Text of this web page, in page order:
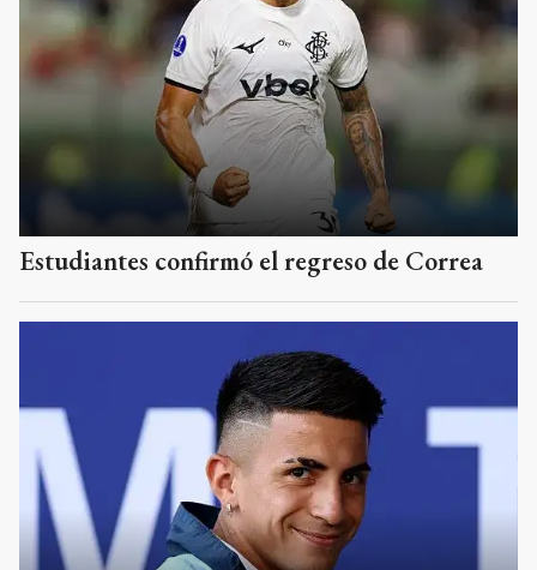
Estudiantes confirmó el regreso de Correa